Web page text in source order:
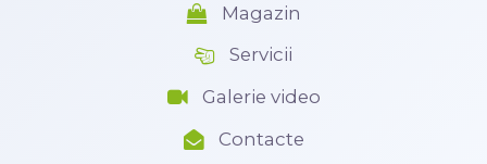
Magazin
Servicii
Galerie video
Contacte